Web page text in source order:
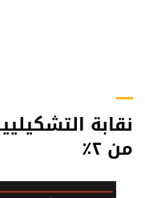
نقابة
من ٢٪